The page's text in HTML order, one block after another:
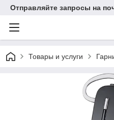
Отправляйте запросы на
Товары и услуги